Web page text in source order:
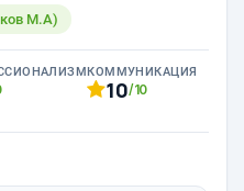
М.А)
КОММУНИКАЦИЯ
10/10